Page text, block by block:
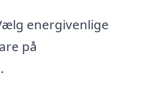
energivenlige
på